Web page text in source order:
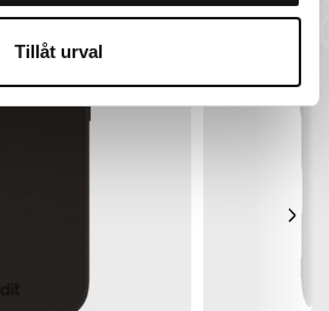
Tillåt urval